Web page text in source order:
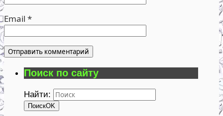
Email *
Поиск по сайту
Найти:
ПоискOK